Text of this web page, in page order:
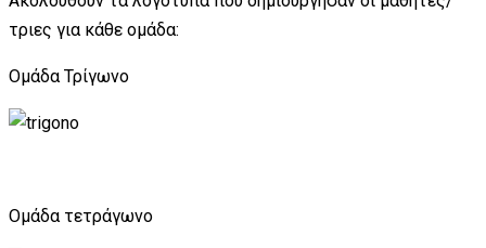
τριες για κάθε ομάδα:
Ομάδα Τρίγωνο
Ομάδα τετράγωνο